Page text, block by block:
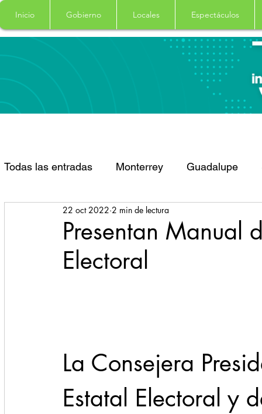
Inicio Gobierno Locales Espectáculos
Todas las entradas Monterrey Guadalupe
Santa Catarina San Pedro Garza Garcia
Espectaculos Clima
Seguridad 1 enero 31abr
Presentan Manual
Electoral
22 oct 2022 2 min de lectura
La Consejera
Estatal Electoral y